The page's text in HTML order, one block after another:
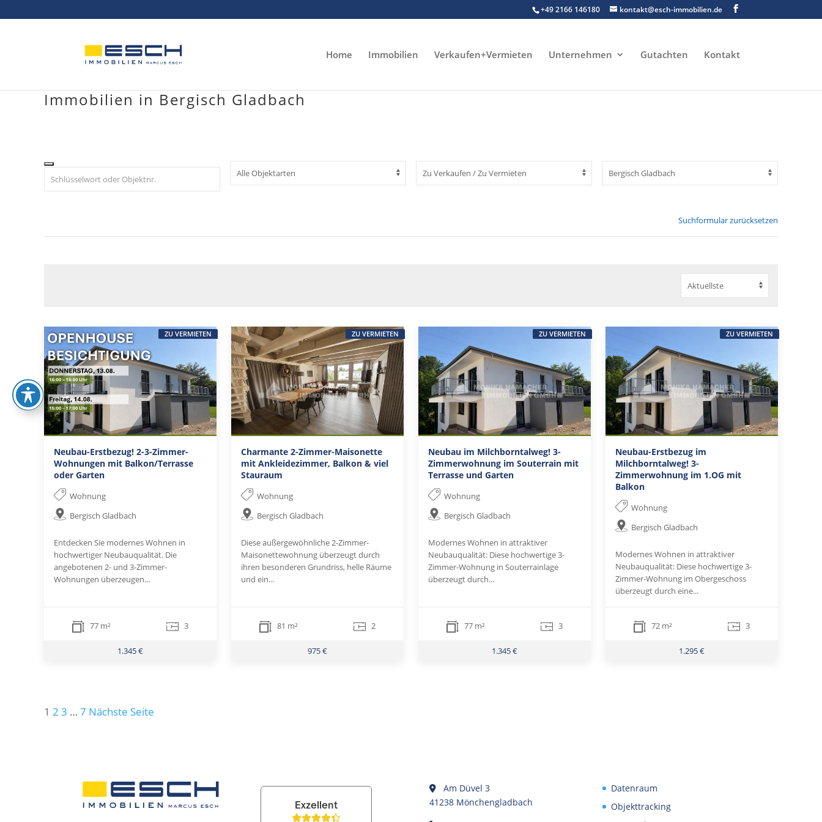
to
+49 2166 146180 kontakt@esch-immobilien.de
Home Immobilien Verkaufen+Vermieten Unternehmen Gutachten Kontakt
Immobilien in Bergisch Gladbach
Suchformular zurücksetzen
Neubau-Erstbezug! 2-3-Zimmer-
Wohnungen mit Balkon/Terrasse
oder Garten
Wohnung
Bergisch Gladbach
Entdecken Sie modernes Wohnen in
hochwertiger Neubauqualität. Die
angebotenen 2- und 3-Zimmer-
Wohnungen überzeugen...
77 m² 3
1.345 €
ZU VERMIETEN
Charmante 2-Zimmer-Maisonette
mit Ankleidezimmer, Balkon & viel
Stauraum
Wohnung
Bergisch Gladbach
Diese außergewöhnliche 2-Zimmer-
Maisonettewohnung überzeugt durch
ihren besonderen Grundriss, helle Räume
und ein...
81 m² 2
975 €
ZU VERMIETEN
Neubau im Milchborntalweg! 3-
Zimmerwohnung im Souterrain mit
Terrasse und Garten
Wohnung
Bergisch Gladbach
Modernes Wohnen in attraktiver
Neubauqualität: Diese hochwertige 3-
Zimmer-Wohnung in Souterrainlage
überzeugt durch...
77 m² 3
1.345 €
ZU VERMIETEN
Neubau-Erstbezug im
Milchborntalweg! 3-
Zimmerwohnung im 1.OG mit
Balkon
Wohnung
Bergisch Gladbach
Modernes Wohnen in attraktiver
Neubauqualität: Diese hochwertige 3-
Zimmer-Wohnung im Obergeschoss
überzeugt durch eine...
72 m² 3
1.295 €
ZU VERMIETEN
Seitennummerierung
1 2 3 … 7 Nächste Seite
Am Düvel 3
41238 Mönchengladbach
Datenraum
Objekttracking